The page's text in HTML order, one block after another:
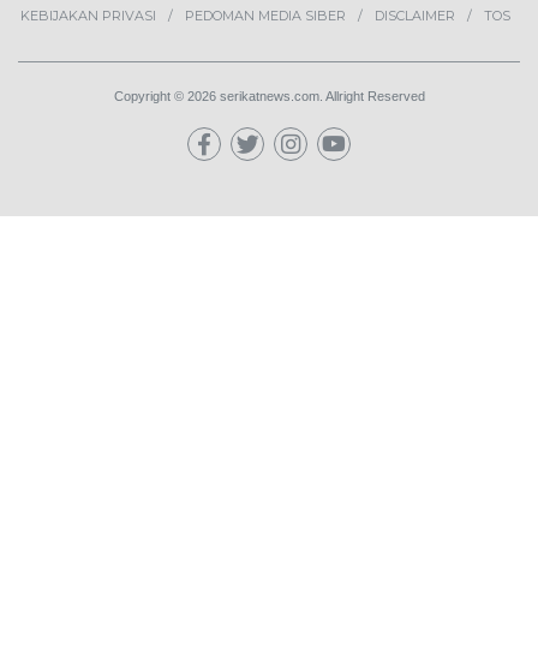
KEBIJAKAN PRIVASI
PEDOMAN MEDIA SIBER DISCLAIMER TOS
Copyright © 2026 serikatnews.com. Allright Reserved